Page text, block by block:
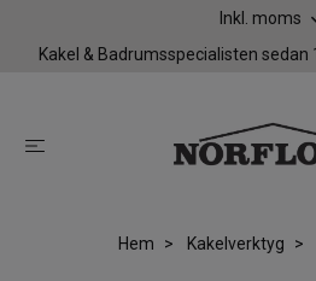
Inkl. moms
Kakel & Badrumsspecialisten
Hem Kakelverktyg